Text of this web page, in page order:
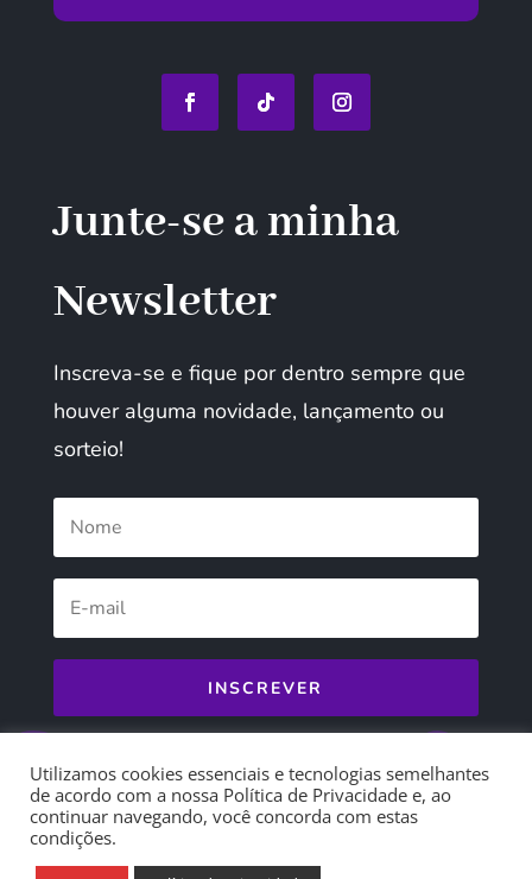
Junte-se a minha
Newsletter
Inscreva-se e fique por dentro sempre que
houver alguma novidade, lançamento ou
sorteio!
INSCREVER
Utilizamos cookies essenciais e tecnologias semelhantes
de acordo com a nossa Política de Privacidade e, ao
continuar navegando, você concorda com estas
condições.